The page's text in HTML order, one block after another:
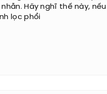
Hãy nghĩ thế này,
lọc phổi